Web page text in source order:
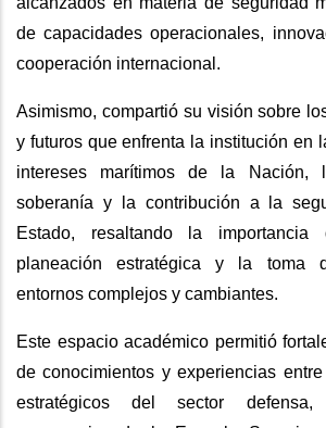
de capacidades operacionales,
cooperación internacional.
Asimismo, compartió su visión sobre
y futuros que enfrenta la institución en
intereses marítimos de la Nación,
soberanía y la contribución a la
Estado, resaltando la
planeación estratégica y la toma
entornos complejos y cambiantes.
Este espacio académico permitió
de conocimientos y experiencias
estratégicos del sector defensa,